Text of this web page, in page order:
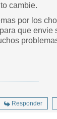
cambie.
por los
que envie
Responder